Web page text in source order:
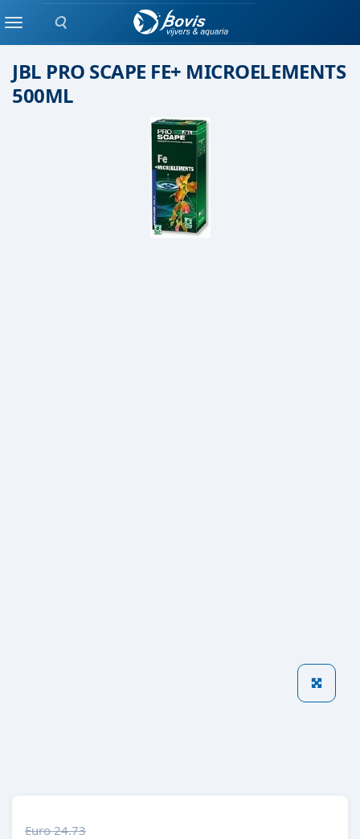
Zoeken
MenuPlant bemesting
JBL PRO SCAPE FE+ MICROELEMENTS
500ML
Euro 24.73